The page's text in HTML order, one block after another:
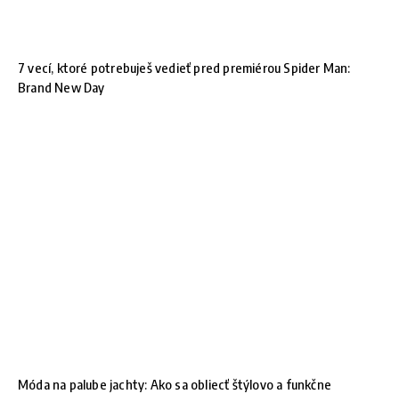
7 vecí, ktoré potrebuješ vedieť pred premiérou Spider Man:
Brand New Day
Móda na palube jachty: Ako sa obliecť štýlovo a funkčne